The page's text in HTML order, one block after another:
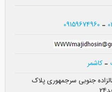
09159674960
کاشمر
جنوبی سرجمهوری پلاک